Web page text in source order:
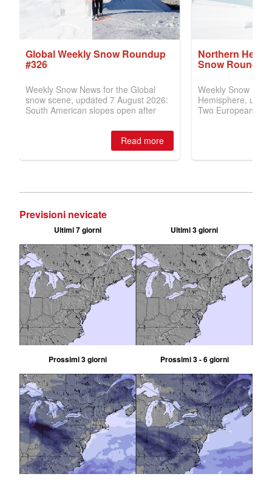
Previsioni nevicate
Ultimi 7 giorni Ultimi 3 giorni
Prossimi 3 giorni Prossimi 3 - 6 giorni